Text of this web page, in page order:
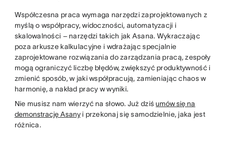
Współczesna praca wymaga narzędzi zaprojektowanych z
myślą o współpracy, widoczności, automatyzacji i
skalowalności – narzędzi takich jak Asana. Wykraczając
poza arkusze kalkulacyjne i wdrażając specjalnie
zaprojektowane rozwiązania do zarządzania pracą, zespoły
mogą ograniczyć liczbę błędów, zwiększyć produktywność i
zmienić sposób, w jaki współpracują, zamieniając chaos w
harmonię, a nakład pracy w wyniki.
Nie musisz nam wierzyć na słowo. Już dziśumów się na
demonstrację Asanyi przekonaj się samodzielnie, jaka jest
różnica.